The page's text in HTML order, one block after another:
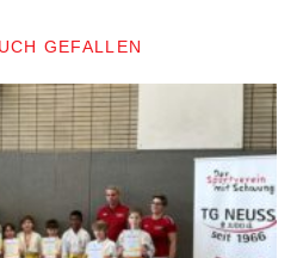
GEFALLEN